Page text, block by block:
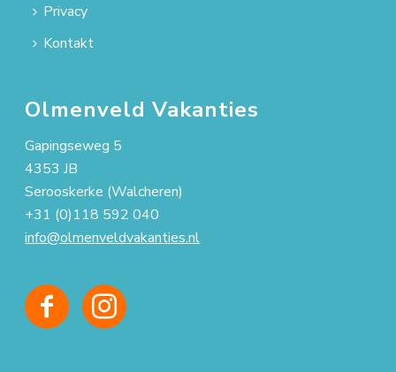
Privacy
Kontakt
Olmenveld Vakanties
Gapingseweg 5
4353 JB
Serooskerke (Walcheren)
+31 (0)118 592 040
info@olmenveldvakanties.nl